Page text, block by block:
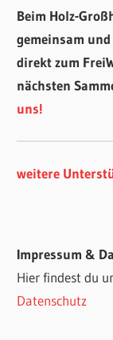
Beim Holz-
gemeinsam
direkt zum
nächsten
uns!
weitere
Impressum &
Hier findest du
Datenschutz